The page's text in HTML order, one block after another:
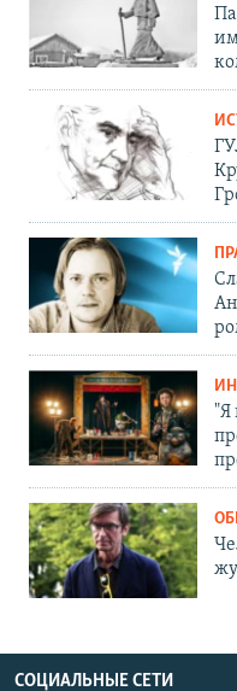
"Я
СОЦИАЛЬНЫЕ СЕТИ